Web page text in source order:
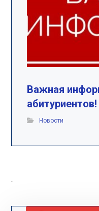
Важная
абитуриентов!
Новости
.